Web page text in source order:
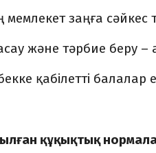
заңға сәйкес
және тәрбие беру –
қабілетті
құқықтық